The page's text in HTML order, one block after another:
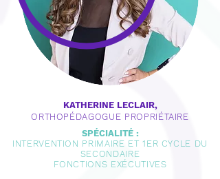
KATHERINE LECLAIR,
ORTHOPÉDAGOGUE PROPRIÉTAIRE
SPÉCIALITÉ :
INTERVENTION PRIMAIRE ET 1ER CYCLE DU
SECONDAIRE
FONCTIONS EXÉCUTIVES